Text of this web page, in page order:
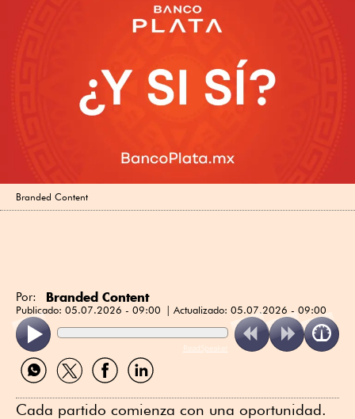
Branded Content
Por: Branded Content
Publicado: 05.07.2026 - 09:00 Actualizado: 05.07.2026 - 09:00
ReadSpeaker
Compartir
por
Compartir
por
Compartir
por
Compartir
por
Cada partido comienza con una oportunidad.